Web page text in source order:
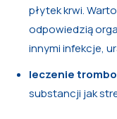
płytek krwi.
odpowiedzią
innymi infekcje,
leczenie
substancji jak